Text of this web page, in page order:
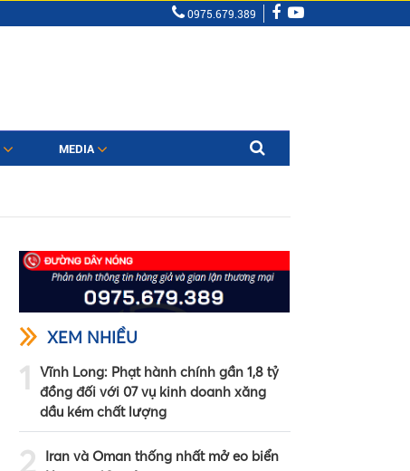
0975.679.389
MEDIA
XEM NHIỀU
1
Vĩnh Long: Phạt hành chính gần 1,8 tỷ
đồng đối với 07 vụ kinh doanh xăng
dầu kém chất lượng
2
Iran và Oman thống nhất mở eo biển